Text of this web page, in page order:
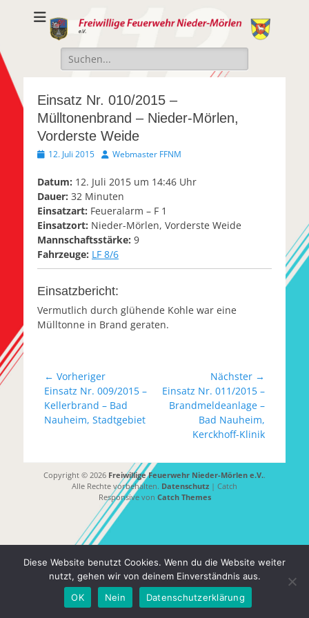
Freiwillige
Feuerwehr Nieder-
Mörlen e.V.
Freiwillige Feuerwehr Nieder-Mörlen e.v.
Suche
nach:
Einsatz Nr. 010/2015 –
Mülltonenbrand – Nieder-Mörlen,
Vorderste Weide
Veröffentlicht
12. Juli 2015 AutorWebmaster FFNM
Datum: 12. Juli 2015 um 14:46 Uhr
Dauer: 32 Minuten
Einsatzart: Feueralarm – F 1
Einsatzort: Nieder-Mörlen, Vorderste Weide
Mannschaftsstärke: 9
Fahrzeuge: LF 8/6
Einsatzbericht:
Vermutlich durch glühende Kohle war eine
Mülltonne in Brand geraten.
Beitragsnavigation
← Vorheriger
Vorheriger
Beitrag:
Einsatz Nr. 009/2015 –
Kellerbrand – Bad
Nauheim, Stadtgebiet
Nächster →
Nächster
Beitrag:
Einsatz Nr. 011/2015 –
Brandmeldeanlage –
Bad Nauheim,
Kerckhoff-Klinik
Copyright © 2026 Freiwillige Feuerwehr Nieder-Mörlen e.V..
Alle Rechte vorbehalten. Datenschutz | Catch
Responsive von Catch Themes
Diese Website benutzt Cookies. Wenn du die Website weiter
nutzt, gehen wir von deinem Einverständnis aus.
OK
Nein Datenschutzerklärung